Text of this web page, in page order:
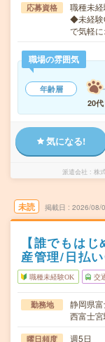
応募資格
職種未
◆未経験
で気軽
職場の雰囲気
年齢層
20代
気になる!
派遣会社 株
未読 掲載日 2026/08/
【誰でもは
産管理/日払
職種未経験OK 交
勤務地
静岡県
西富士
曜日頻度 週5日